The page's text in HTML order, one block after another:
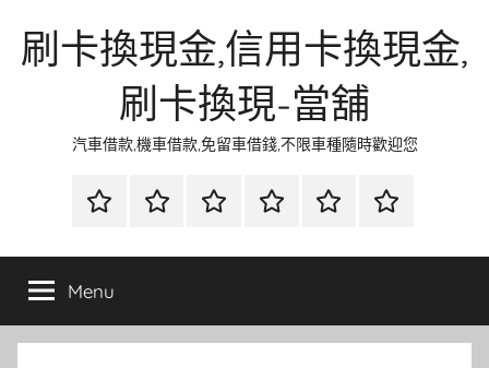
刷卡換現金,信用卡換現金,
刷卡換現-當舖
汽車借款,機車借款,免留車借錢,不限車種隨時歡迎您
首
當
金
網
資
流
時
環
清
聯
徵
Menu